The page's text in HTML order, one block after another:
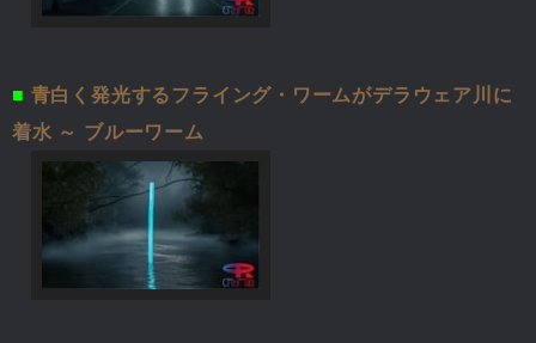
■ 青白く発光するフライング・ワームがデラウェア川に
着水 ～ ブルーワーム